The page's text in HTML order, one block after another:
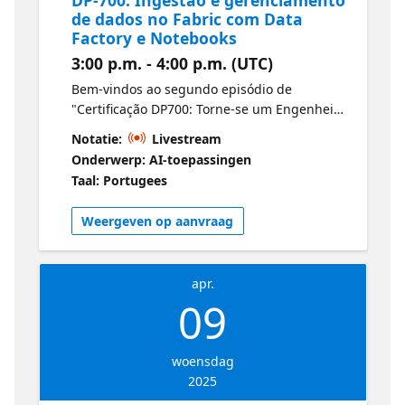
de dados no Fabric com Data
Factory e Notebooks
3:00 p.m. - 4:00 p.m. (UTC)
Bem-vindos ao segundo episódio de
"Certificação DP700: Torne-se um Engenheiro
de Dados do Fabric". Aprenda a ingerir
dados de forma eficiente usando Dataflows
(Gen2) e orquestrar pipelines para
automatizar seus fluxos de trabalho. Esta
sessão aborda movimentação de dados,
transformação e dicas práticas para criar
pipelines escaláveis ​​no Fabric. Microsoft
Certified: Fabric Data Engineer Associate
Notatie:
Livestream
Onderwerp: AI-toepassingen
Taal: Portugees
Weergeven op aanvraag
apr.
09
woensdag
2025